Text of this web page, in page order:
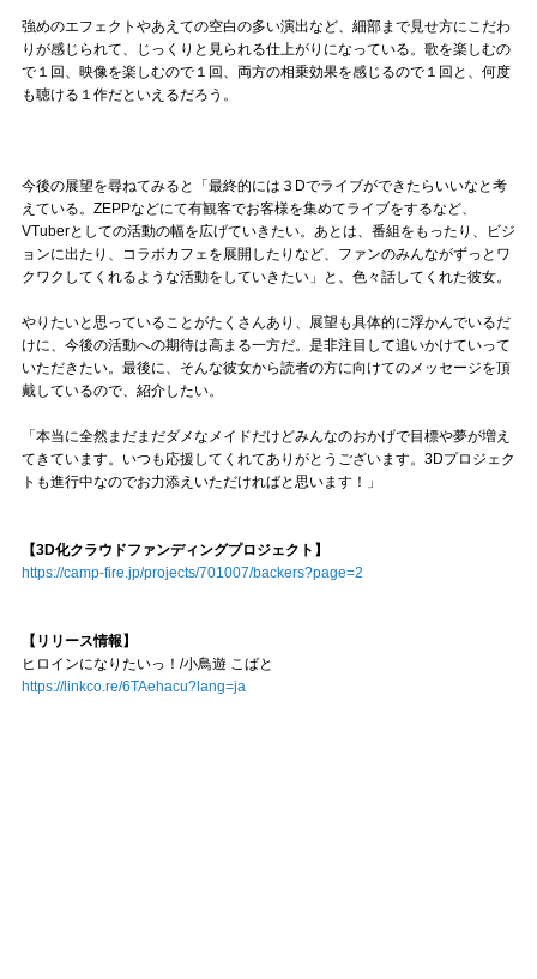
強めのエフェクトやあえての空白の多い演出など、細部まで見せ方にこだわ
りが感じられて、じっくりと見られる仕上がりになっている。歌を楽しむの
で１回、映像を楽しむので１回、両方の相乗効果を感じるので１回と、何度
も聴ける１作だといえるだろう。
今後の展望を尋ねてみると「最終的には３Dでライブができたらいいなと考
えている。ZEPPなどにて有観客でお客様を集めてライブをするなど、
VTuberとしての活動の幅を広げていきたい。あとは、番組をもったり、ビジ
ョンに出たり、コラボカフェを展開したりなど、ファンのみんながずっとワ
クワクしてくれるような活動をしていきたい」と、色々話してくれた彼女。
やりたいと思っていることがたくさんあり、展望も具体的に浮かんでいるだ
けに、今後の活動への期待は高まる一方だ。是非注目して追いかけていって
いただきたい。最後に、そんな彼女から読者の方に向けてのメッセージを頂
戴しているので、紹介したい。
「本当に全然まだまだダメなメイドだけどみんなのおかげで目標や夢が増え
てきています。いつも応援してくれてありがとうございます。3Dプロジェク
トも進行中なのでお力添えいただければと思います！」
【3D化クラウドファンディングプロジェクト】
https://camp-fire.jp/projects/701007/backers?page=2
【リリース情報】
ヒロインになりたいっ！/小鳥遊 こばと
https://linkco.re/6TAehacu?lang=ja